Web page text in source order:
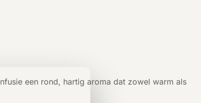
een rond, hartig aroma dat zowel warm als